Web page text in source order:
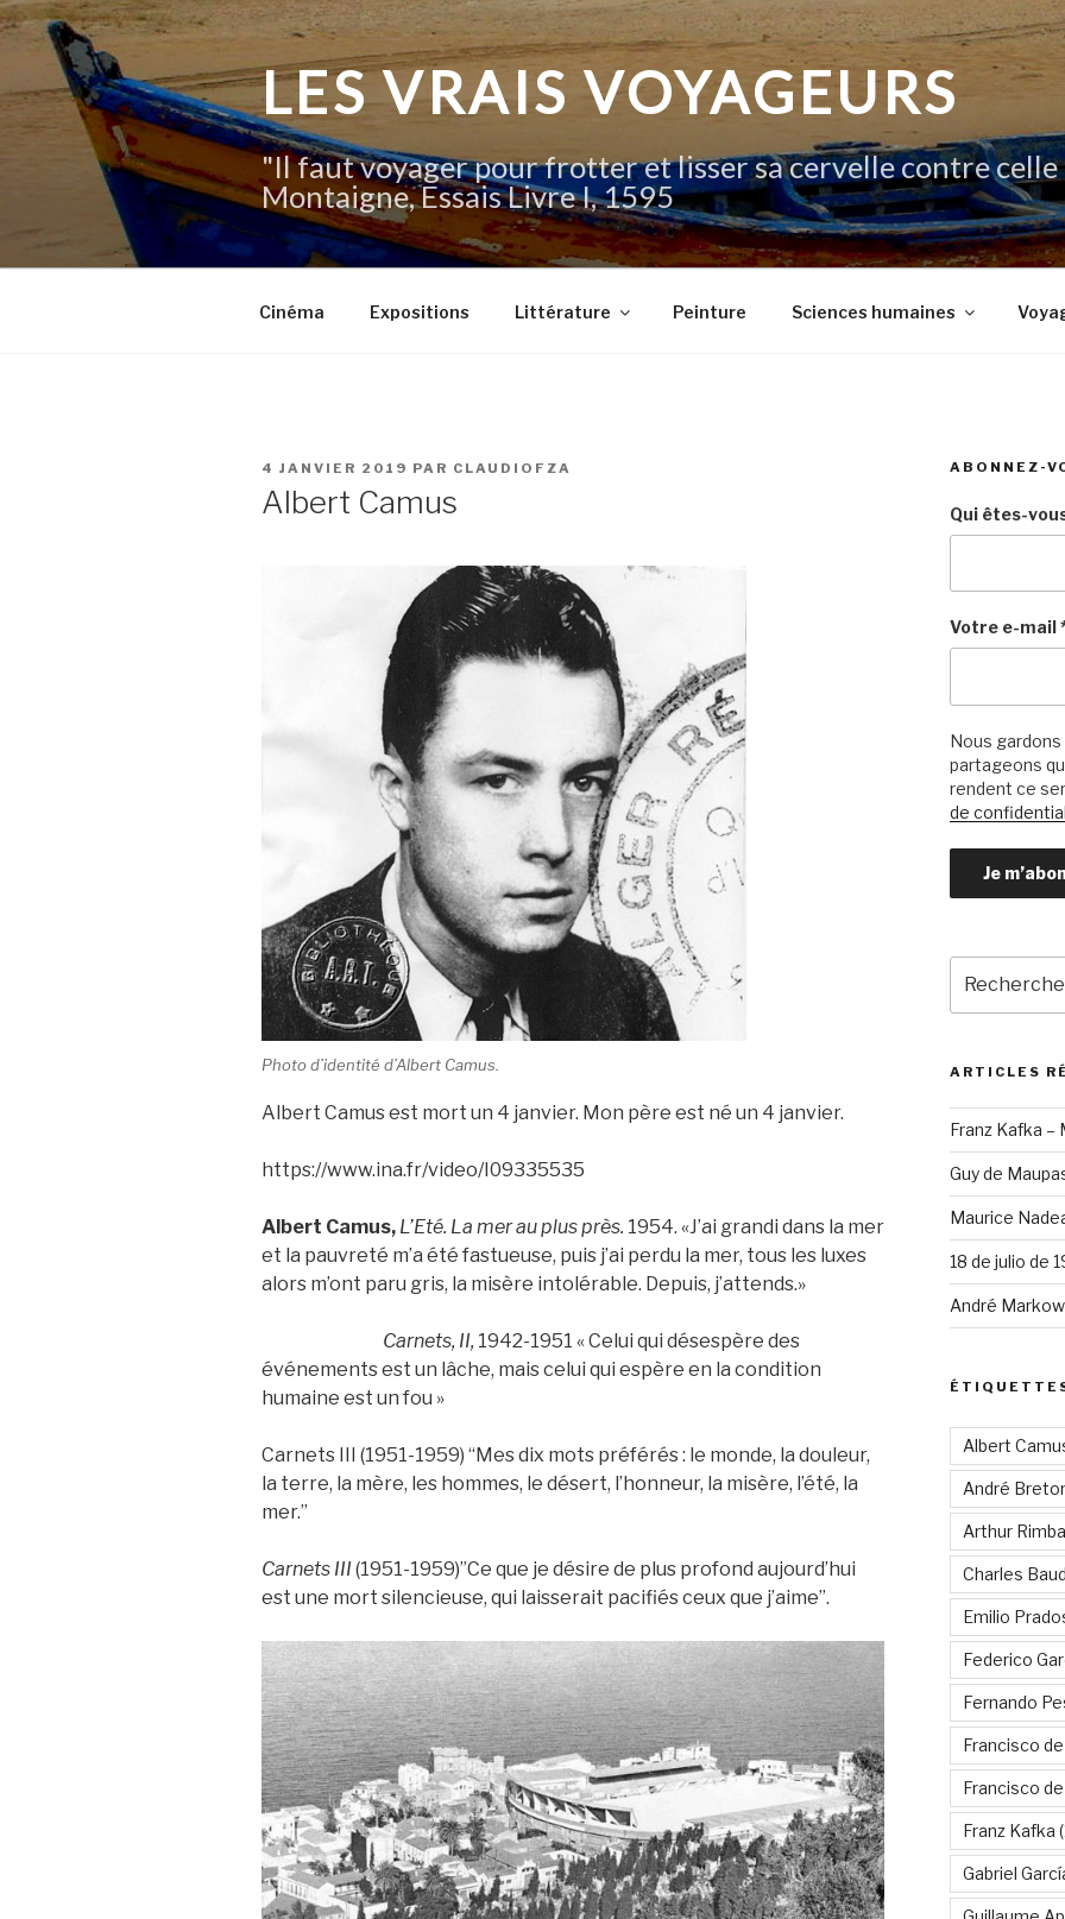
Aller
au
contenu
principal
LES VRAIS VOYAGEURS
"Il faut voyager pour frotter et lisser sa cervelle contre
Montaigne, Essais Livre I, 1595
Cinéma Expositions Littérature Peinture Sciences humaines
PUBLIÉ
4 JANVIER 2019 PAR CLAUDIOFZA
Albert Camus
Photo d’identité d’Albert Camus.
Albert Camus est mort un 4 janvier. Mon père est né un 4 janvier.
https://www.ina.fr/video/I09335535
Albert Camus, L’Eté. La mer au plus près. 1954. «J’ai grandi dans la mer
et la pauvreté m’a été fastueuse, puis j’ai perdu la mer, tous les luxes
alors m’ont paru gris, la misère intolérable. Depuis, j’attends.»
Carnets, II, 1942-1951 « Celui qui désespère des
événements est un lâche, mais celui qui espère en la condition
humaine est un fou »
Carnets III (1951-1959) “Mes dix mots préférés : le monde, la douleur,
la terre, la mère, les hommes, le désert, l’honneur, la misère, l’été, la
mer.”
Carnets III (1951-1959)”Ce que je désire de plus profond aujourd’hui
est une mort silencieuse, qui laisserait pacifiés ceux que j’aime”.
ABONNEZ-
Qui êtes-
Votre e-mail
Nous
partageons
rendent ce
de
pour
:
ARTICLES
Franz Kafka –
Guy de
Maurice
18 de julio de
André
Albert
André
Arthur
Charles
Emilio
Federico
Fernando
Francisco
Francisco
Franz Kafka
Gabriel